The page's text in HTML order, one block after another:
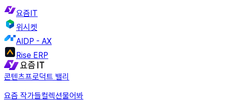
요즘IT
위시켓
AIDP - AX
Rise ERP
콘텐츠프로덕트 밸리
요즘 작가들컬렉션물어봐